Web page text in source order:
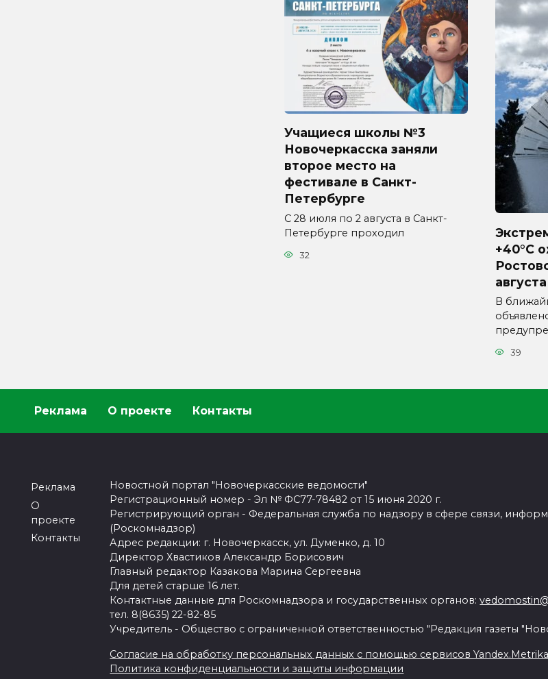
Учащиеся школы №3
Новочеркасска заняли
второе место на
фестивале в Санкт-
Петербурге
С 28 июля по 2 августа в Санкт-
Петербурге проходил
32
+40°C
августа
В
39
Реклама О проекте Контакты
Реклама
О
проекте
Контакты
Новостной портал "Новочеркасские ведомости"
Регистрационный номер - Эл № ФС77-78482 от 15 июня 2020 г.
Регистрирующий орган - Федеральная служба по надзору в сфере связи,
(Роскомнадзор)
Адрес редакции: г. Новочеркасск, ул. Думенко, д. 10
Директор Хвастиков Александр Борисович
Главный редактор Казакова Марина Сергеевна
Для детей старше 16 лет.
Контактные данные для Роскомнадзора и государственных органов:
тел. 8(8635) 22-82-85
Учредитель - Общество с ограниченной ответственностью "Редакция газеты
Согласие на обработку персональных данных с помощью сервисов
Политика конфиденциальности и защиты информации